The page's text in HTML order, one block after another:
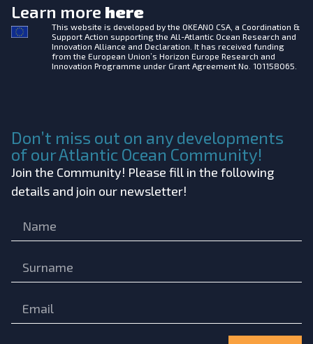
Learn more here
This website is developed by the OKEANO CSA, a Coordination &
Support Action supporting the All-Atlantic Ocean Research and
Innovation Alliance and Declaration. It has received funding
from the European Union’s Horizon Europe Research and
Innovation Programme under Grant Agreement No. 101158065.
Don’t miss out on any developments
of our Atlantic Ocean Community!
Join the Community! Please fill in the following
details and join our newsletter!